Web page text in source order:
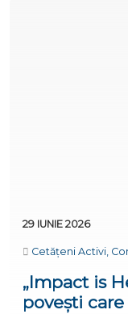
29 IUNIE 2026
Cetățeni Activi,
„Impact is
povești